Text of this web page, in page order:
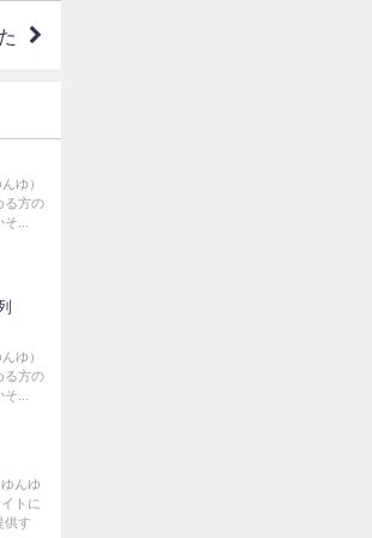
ゆ）
る方の
...
ゆ）
る方の
...
んゆ
トに
供す